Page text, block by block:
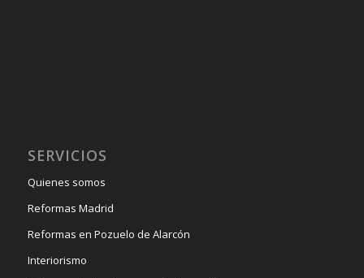
SERVICIOS
Quienes somos
Reformas Madrid
Reformas en Pozuelo de Alarcón
Interiorismo